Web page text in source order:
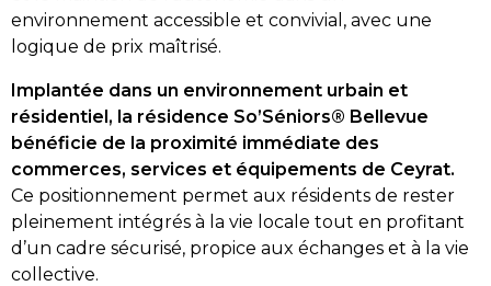
environnement accessible et convivial, avec une
logique de prix maîtrisé.
Implantée dans un environnement urbain et
résidentiel, la résidence So’Séniors® Bellevue
bénéficie de la proximité immédiate des
commerces, services et équipements de Ceyrat.
Ce positionnement permet aux résidents de rester
pleinement intégrés à la vie locale tout en profitant
d’un cadre sécurisé, propice aux échanges et à la vie
collective.